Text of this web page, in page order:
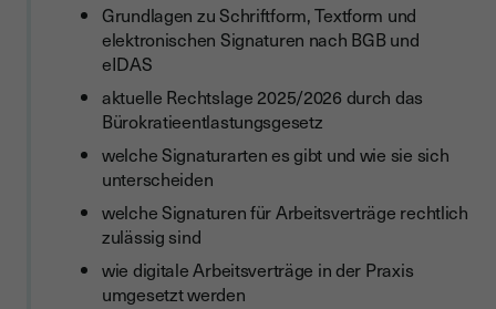
Verbesserte Compliance und Dokumentationssicherheit
Moderne Candidate Experience und professionelle
Außenwirkung
Kostenersparnis und weniger Bürokratie
Risiken und typische Fehler bei digitalen Arbeitsverträgen
Wie Youtrust (Youtrust) Unternehmen unterstützt
Wichtig zu beachten
Grundlagen zu Schriftform, Textform und
elektronischen Signaturen nach BGB und
eIDAS
aktuelle Rechtslage 2025/2026 durch das
Bürokratieentlastungsgesetz
welche Signaturarten es gibt und wie sie sich
unterscheiden
welche Signaturen für Arbeitsverträge rechtlich
zulässig sind
wie digitale Arbeitsverträge in der Praxis
umgesetzt werden